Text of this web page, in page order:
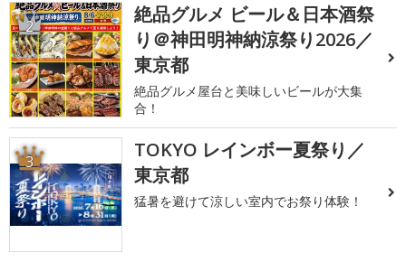
2
絶品グルメ ビール＆日本酒祭
り＠神田明神納涼祭り2026／
東京都
絶品グルメ屋台と美味しいビールが大集
合！
3
TOKYO レインボー夏祭り／
東京都
猛暑を避けて涼しい室内でお祭り体験！